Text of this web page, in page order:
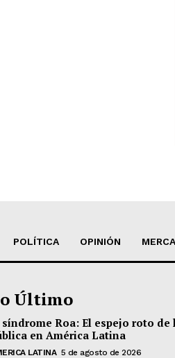
POLÍTICA OPINIÓN
Último
síndrome Roa: El espejo roto de
en América Latina
LATINA 5 de agosto de 2026